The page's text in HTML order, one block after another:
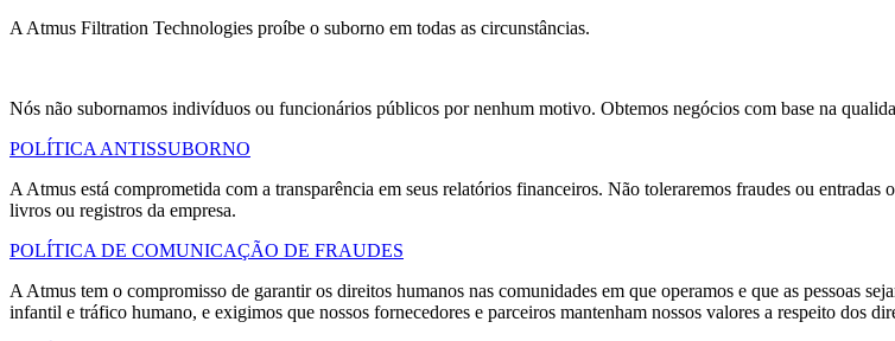
A Atmus Filtration Technologies proíbe o suborno em todas as circunstâncias.
Nós não subornamos indivíduos ou funcionários públicos por nenhum motivo. Obtemos negócios com base na
POLÍTICA ANTISSUBORNO
A Atmus está comprometida com a transparência em seus relatórios financeiros. Não toleraremos fraudes ou
livros ou registros da empresa.
POLÍTICA DE COMUNICAÇÃO DE FRAUDES
A Atmus tem o compromisso de garantir os direitos humanos nas comunidades em que operamos e que as pessoas
infantil e tráfico humano, e exigimos que nossos fornecedores e parceiros mantenham nossos valores a respeito dos